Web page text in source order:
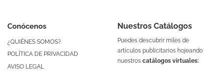
Conócenos
¿QUIÉNES SOMOS?
POLÍTICA DE PRIVACIDAD
AVISO LEGAL
Nuestros Catálogos
Puedes descubrir miles de
artículos publicitarios hojeando
nuestros catálogos virtuales: